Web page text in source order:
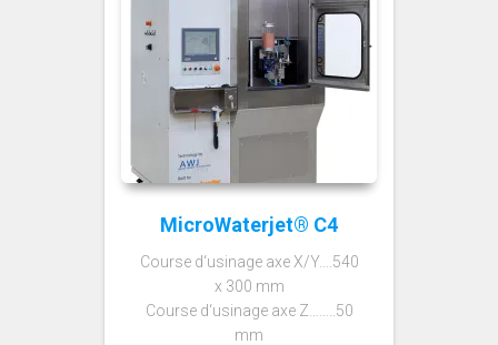
MicroWaterjet® C4
Course d‘usinage axe X/Y….540
x 300 mm
Course d‘usinage axe Z……..50
mm